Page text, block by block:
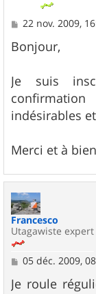
M
s
s
g
e
22 nov. 2009,
Bonjour,
Je suis
indésirables
Merci et à
Francesco
Utagawiste expert
M
s
05 déc. 2009,
Je roule